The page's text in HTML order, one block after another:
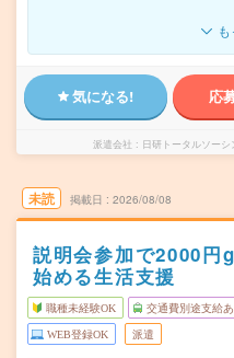
気になる! 応
派遣会社 日研トータルソー
未読 掲載日 2026/08/08
説明会参加で2000円
始める生活支援
職種未経験OK 交通費別途支給あ
WEB登録OK 派遣